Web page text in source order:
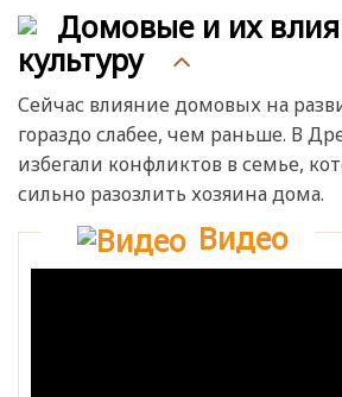
Домовые и их
культуру
Сейчас влияние домовых на
гораздо слабее, чем раньше. В
избегали конфликтов в семье,
сильно разозлить хозяина дома.
Видео